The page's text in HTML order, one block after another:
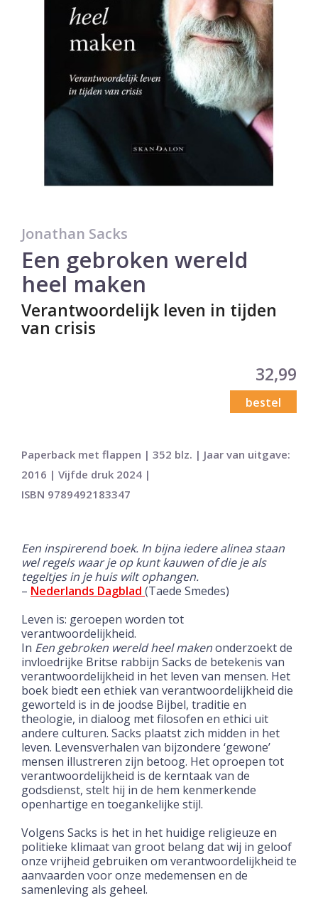
Jonathan Sacks
Een gebroken wereld
heel maken
Verantwoordelijk leven in tijden
van crisis
32,99
bestel
Paperback met flappen | 352 blz. | Jaar van uitgave:
2016 | Vijfde druk 2024 |
ISBN 9789492183347
Een inspirerend boek. In bijna iedere alinea staan
wel regels waar je op kunt kauwen of die je als
tegeltjes in je huis wilt ophangen.
– Nederlands Dagblad (Taede Smedes)
Leven is: geroepen worden tot
verantwoordelijkheid.
In Een gebroken wereld heel makenonderzoekt de
invloedrijke Britse rabbijn Sacks de betekenis van
verantwoordelijkheid in het leven van mensen. Het
boek biedt een ethiek van verantwoordelijkheid die
geworteld is in de joodse Bijbel, traditie en
theologie, in dialoog met filosofen en ethici uit
andere culturen. Sacks plaatst zich midden in het
leven. Levensverhalen van bijzondere ‘gewone’
mensen illustreren zijn betoog. Het oproepen tot
verantwoordelijkheid is de kerntaak van de
godsdienst, stelt hij in de hem kenmerkende
openhartige en toegankelijke stijl.
Volgens Sacks is het in het huidige religieuze en
politieke klimaat van groot belang dat wij in geloof
onze vrijheid gebruiken om verantwoordelijkheid te
aanvaarden voor onze medemensen en de
samenleving als geheel.